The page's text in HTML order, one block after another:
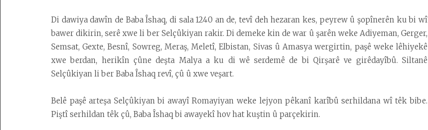
Di dawiya dawîn de Baba Îshaq, di sala 1240 an de, tevî deh hezaran kes, peyrew û şopînerên ku bi wî
bawer dikirin, serê xwe li ber Selçûkiyan rakir. Di demeke kin de war û şarên weke Adiyeman, Gerger,
Semsat, Gexte, Besnî, Sowreg, Meraş, Meletî, Elbistan, Sivas û Amasya wergirtin, paşê weke lêhiyekê
xwe berdan, herikîn çûne deşta Malya a ku di wê serdemê de bi Qirşarê ve girêdayîbû. Siltanê
Selçûkiyan li ber Baba Îshaq revî, çû û xwe veşart.
Belê paşê arteşa Selçûkiyan bi awayî Romayiyan weke lejyon pêkanî karîbû serhildana wî têk bibe.
Piştî serhildan têk çû, Baba Îshaq bi awayekî hov hat kuştin û parçekirin.